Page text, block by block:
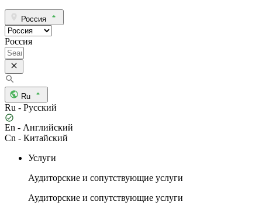
Россия
Россия
Ru
Ru - Русский
En - Английский
Cn - Китайский
Услуги
Аудиторские и сопутствующие услуги
Аудиторские и сопутствующие услуги